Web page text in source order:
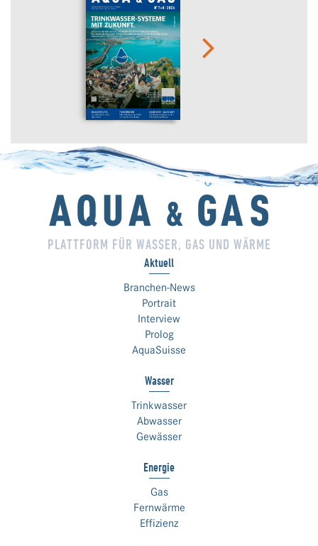
PLATTFORM FÜR WASSER, GAS UND WÄRME
Aktuell
Branchen-News
Portrait
Interview
Prolog
AquaSuisse
Wasser
Trinkwasser
Abwasser
Gewässer
Energie
Gas
Fernwärme
Effizienz